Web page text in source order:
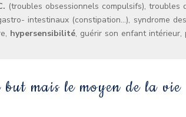
(troubles obsessionnels compulsifs), troubles
intestinaux (constipation…), syndrome
hypersensibilité, guérir son enfant intérieur,
but mais le moyen de la vie